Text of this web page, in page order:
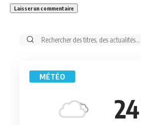
Rechercher:
MÉTÉO
24